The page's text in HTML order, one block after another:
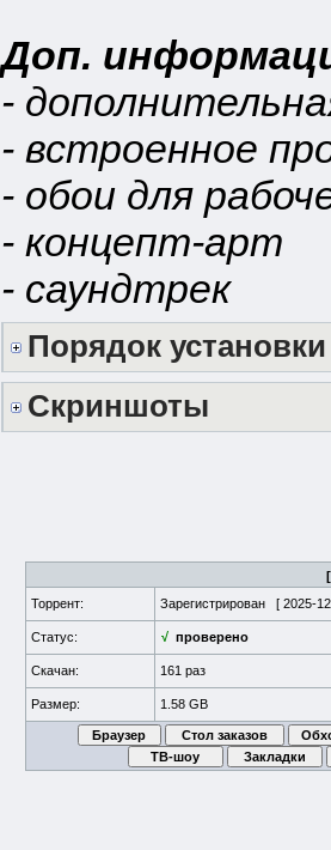
Доп.
-
- встроенное
- обои для
- концепт-арт
- саундтрек
Порядок установки
Скриншоты
Торрент:
Зарегистрирован [ 2025-
Статус: √ проверено
Скачан: 161 раз
Размер: 1.58 GB